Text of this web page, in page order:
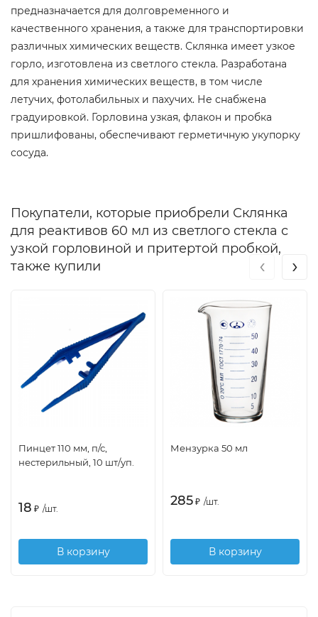
предназначается для долговременного и
качественного хранения, а также для транспортировки
различных химических веществ. Склянка имеет узкое
горло, изготовлена из светлого стекла. Разработана
для хранения химических веществ, в том числе
летучих, фотолабильных и пахучих. Не снабжена
градуировкой. Горловина узкая, флакон и пробка
пришлифованы, обеспечивают герметичную укупорку
сосуда.
Покупатели, которые приобрели Склянка
для реактивов 60 мл из светлого стекла с
узкой горловиной и притертой пробкой,
также купили
Пинцет 110 мм, п/с,
нестерильный, 10 шт/уп.
18 ₽ /шт.
В корзину
Мензурка 50 мл
285 ₽ /шт.
В корзину
‹ ›